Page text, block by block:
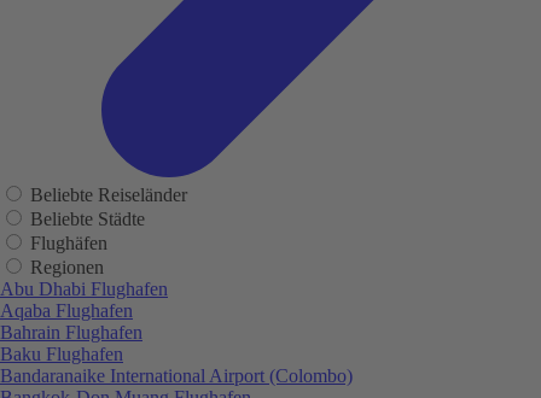
Beliebte Reiseländer
Beliebte Städte
Flughäfen
Regionen
Abu Dhabi Flughafen
Aqaba Flughafen
Bahrain Flughafen
Baku Flughafen
Bandaranaike International Airport (Colombo)